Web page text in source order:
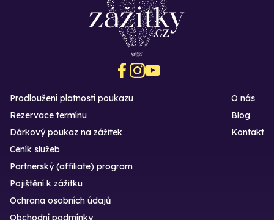
Prodloužení platnosti poukazu
Rezervace termínu
Dárkový poukaz na zážitek
O nás
Blog
Kontakt
Ceník služeb
Partnerský (affiliate) program
Pojištění k zážitku
Ochrana osobních údajů
Obchodní podmínky